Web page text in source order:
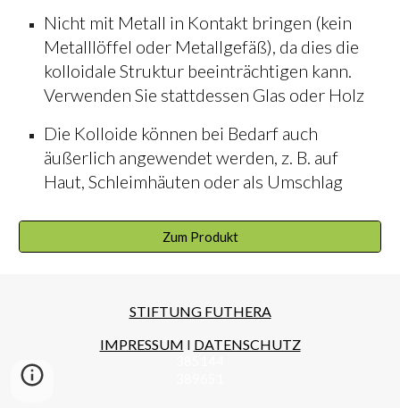
Nicht mit Metall in Kontakt bringen (kein
Metalllöffel oder Metallgefäß), da dies die
kolloidale Struktur beeinträchtigen kann.
Verwenden Sie stattdessen Glas oder Holz
Die Kolloide können bei Bedarf auch
äußerlich angewendet werden, z. B. auf
Haut, Schleimhäuten oder als Umschlag
Zum Produkt
STIFTUNG FUTHERA
IMPRESSUM I DATENSCHUTZ